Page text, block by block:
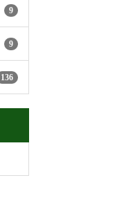
9
9
136